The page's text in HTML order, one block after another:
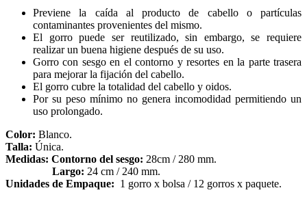
Previene la caída al producto de cabello o partículas
contaminantes provenientes del mismo.
El gorro puede ser reutilizado, sin embargo, se requiere
realizar un buena higiene después de su uso.
Gorro con sesgo en el contorno y resortes en la parte trasera
para mejorar la fijación del cabello.
El gorro cubre la totalidad del cabello y oidos.
Por su peso mínimo no genera incomodidad permitiendo un
uso prolongado.
Color: Blanco.
Talla: Única.
Medidas: Contorno del sesgo: 28cm / 280 mm.
Largo: 24 cm / 240 mm.
Unidades de Empaque: 1 gorro x bolsa / 12 gorros x paquete.